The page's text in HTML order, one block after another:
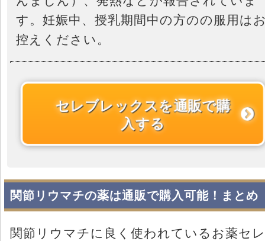
す。妊娠中、授乳期間中の方のの服用は
控えください。
セレブレックスを通販で購
入する
関節リウマチの薬は通販で購入可能！まとめ
関節リウマチに良く使われているお薬セレ